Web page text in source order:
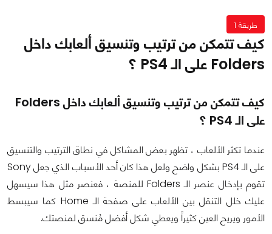
طريقة 1
كيف تتمكن من ترتيب وتنسيق ألعابك داخل
Folders على الـ PS4 ؟
كيف تتمكن من ترتيب وتنسيق ألعابك داخل Folders
على الـ PS4 ؟
عندما تكثر الألعاب ، تظهر بعض المشاكل في نطاق الترتيب والتنسيق
على الـ PS4 بشكل واضح ولعل هذا كان أحد الأسباب الذي جعل Sony
تقوم بإدخال عنصر الـ Folders للمنصة ، فعنصر مثل هذا سيسهل
عليك خلل التنقل بين الألعاب على صفحة الـ Home كما سيبسط
الأمور ويريح العين كثيراً ويعطي شكل أفضل مُنسق لمنصتك.